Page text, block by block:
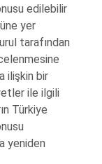
edilebilir
yer
tarafından
ilişkin bir
ile ilgili
Türkiye
yeniden